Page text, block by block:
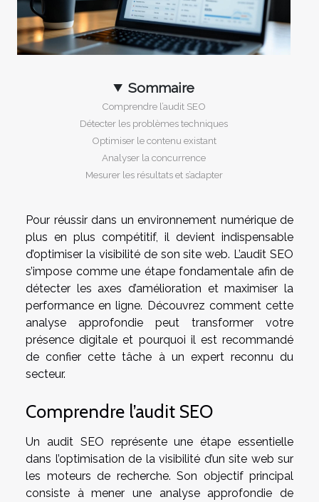
Sommaire
Comprendre l’audit SEO
Détecter les problèmes techniques
Optimiser le contenu existant
Analyser la concurrence
Mesurer les résultats et s’adapter
Pour réussir dans un environnement numérique de
plus en plus compétitif, il devient indispensable
d’optimiser la visibilité de son site web. L’audit SEO
s’impose comme une étape fondamentale afin de
détecter les axes d’amélioration et maximiser la
performance en ligne. Découvrez comment cette
analyse approfondie peut transformer votre
présence digitale et pourquoi il est recommandé
de confier cette tâche à un expert reconnu du
secteur.
Comprendre l’audit SEO
Un audit SEO représente une étape essentielle
dans l’optimisation de la visibilité d’un site web sur
les moteurs de recherche. Son objectif principal
consiste à mener une analyse approfondie de